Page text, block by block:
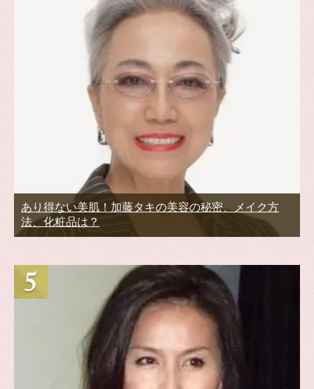
あり得ない美肌！加藤タキの美容の秘密、メイク方
法、化粧品は？